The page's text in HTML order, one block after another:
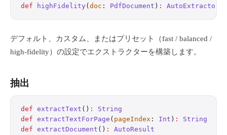
def highFidelity ( doc : PdfDocument ) : AutoExtractor
デフォルト、カスタム、またはプリセット（fast / balanced /
high-fidelity）の設定でエクストラクターを構築します。
抽出
def extractText () :
String
def extractTextForPage ( pageIndex : Int ) :
String
def extractDocument () :
AutoResult